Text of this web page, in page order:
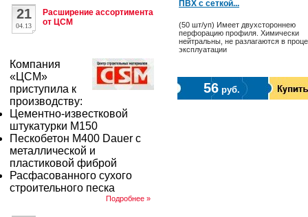
Расширение ассортимента
от ЦСМ
21
04.13
Компания
«ЦСМ»
приступила к
производству:
Цементно-известковой
штукатурки М150
Пескобетон М400 Dauer с
металлической и
пластиковой фиброй
Расфасованного сухого
строительного песка
Подробнее »
ПВХ с сеткой...
(50 шт/уп) Имеет двухстороннею
перфорацию профиля. Химически
нейтральны, не разлагаются в
эксплуатации
56руб.